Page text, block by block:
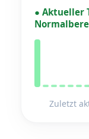
● Aktueller
Zuletzt